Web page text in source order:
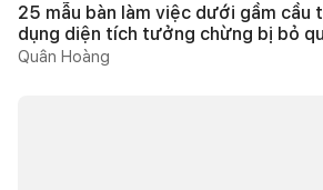
25 mẫu bàn làm việc dưới gầm cầu
dụng diện tích tưởng chừng bị bỏ
Quân Hoàng